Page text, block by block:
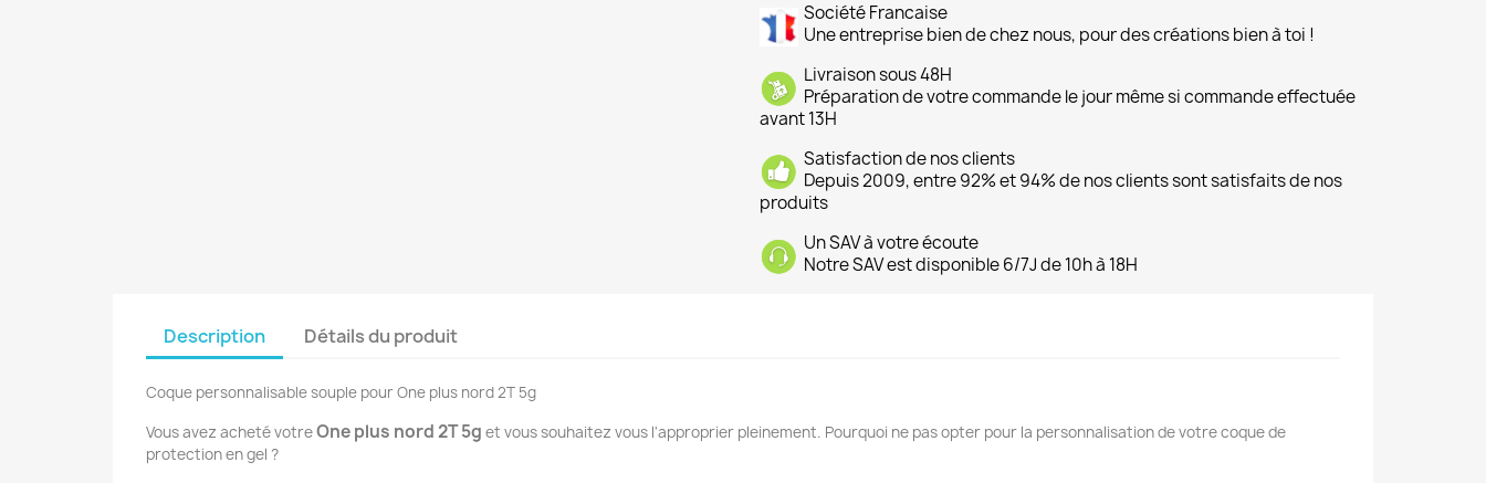
Société Francaise
Une entreprise bien de chez nous, pour des créations bien à toi !
Livraison sous 48H
Préparation de votre commande le jour même si commande effectuée
avant 13H
Satisfaction de nos clients
Depuis 2009, entre 92% et 94% de nos clients sont satisfaits de nos
produits
Un SAV à votre écoute
Notre SAV est disponible 6/7J de 10h à 18H
Description Détails du produit
Coque personnalisable souple pour One plus nord 2T 5g
Vous avez acheté votreOne plus nord 2T 5g et vous souhaitez vous l'approprier pleinement. Pourquoi ne pas opter pour la personnalisation de votre coque de
protection en gel ?